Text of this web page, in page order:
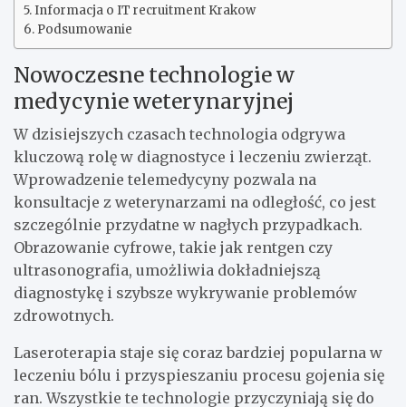
Informacja o IT recruitment Krakow
Podsumowanie
Nowoczesne technologie w
medycynie weterynaryjnej
W dzisiejszych czasach technologia odgrywa
kluczową rolę w diagnostyce i leczeniu zwierząt.
Wprowadzenie telemedycyny pozwala na
konsultacje z weterynarzami na odległość, co jest
szczególnie przydatne w nagłych przypadkach.
Obrazowanie cyfrowe, takie jak rentgen czy
ultrasonografia, umożliwia dokładniejszą
diagnostykę i szybsze wykrywanie problemów
zdrowotnych.
Laseroterapia staje się coraz bardziej popularna w
leczeniu bólu i przyspieszaniu procesu gojenia się
ran. Wszystkie te technologie przyczyniają się do